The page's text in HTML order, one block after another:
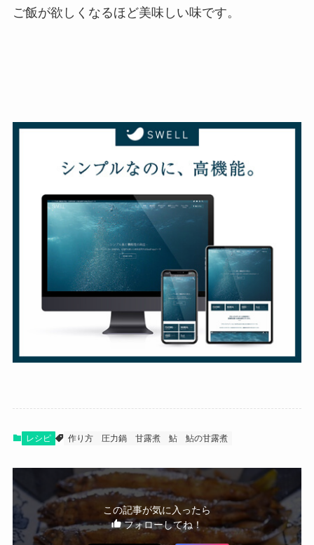
ご飯が欲しくなるほど美味しい味です。
レシピ 作り方 圧力鍋 甘露煮 鮎 鮎の甘露煮
この記事が気に入ったら
フォローしてね！